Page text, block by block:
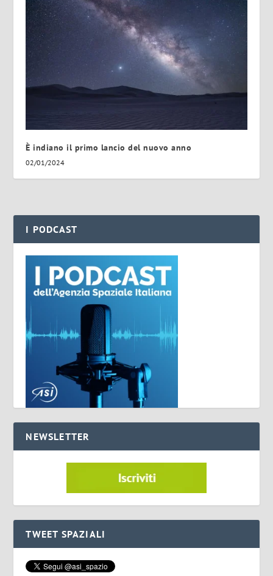
È indiano il primo lancio del nuovo anno
02/01/2024
I PODCAST
NEWSLETTER
TWEET SPAZIALI